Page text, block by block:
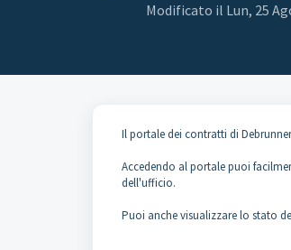
Modificato il Lun, 25
Il portale dei contratti di
Accedendo al portale puoi
dell'ufficio.
Puoi anche visualizzare lo stato